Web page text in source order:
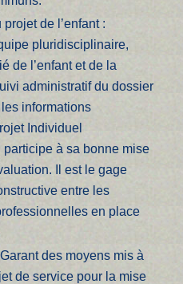
de l’enfant :
pluridisciplinaire,
de l’enfant et de la
administratif du dossier
informations
Individuel
participe à sa bonne mise
Il est le gage
entre les
en place
des moyens mis à
de service pour la mise